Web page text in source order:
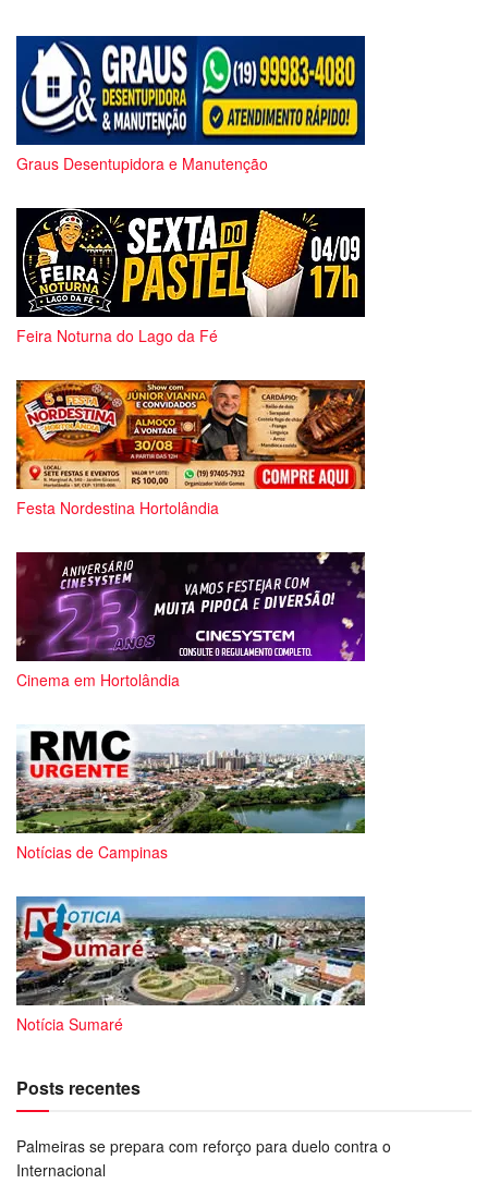
Graus Desentupidora e Manutenção
Feira Noturna do Lago da Fé
Festa Nordestina Hortolândia
Cinema em Hortolândia
Notícias de Campinas
Notícia Sumaré
Posts recentes
Palmeiras se prepara com reforço para duelo contra o
Internacional